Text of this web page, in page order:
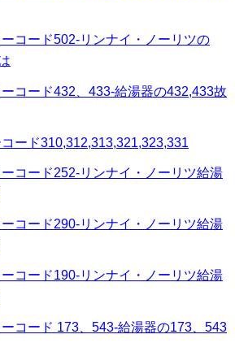
コード502-リンナイ・ノーリツの
コード432、433-給湯器の432,433故
ード310,312,313,321,323,331
コード252-リンナイ・ノーリツ給湯
コード290-リンナイ・ノーリツ給湯
コード190-リンナイ・ノーリツ給湯
コード 173、543-給湯器の173、543